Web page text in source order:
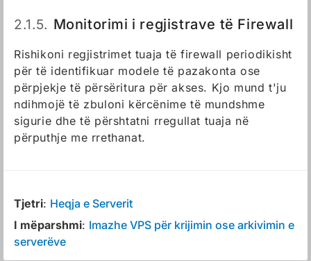
2.1.5. Monitorimi i regjistrave të Firewall
Rishikoni regjistrimet tuaja të firewall periodikisht
për të identifikuar modele të pazakonta ose
përpjekje të përsëritura për akses. Kjo mund t'ju
ndihmojë të zbuloni kërcënime të mundshme
sigurie dhe të përshtatni rregullat tuaja në
përputhje me rrethanat.
Tjetri: Heqja e Serverit
I mëparshmi: Imazhe VPS për krijimin ose arkivimin e
serverëve